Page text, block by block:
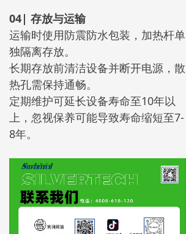
04| 存放与运输
运输时使用防震防水包装，加热杆单
独隔离存放。
长期存放前清洁设备并断开电源，散
热孔需保持通畅。
定期维护可延长设备寿命至10年以
上，忽视保养可能导致寿命缩短至7-
8年。